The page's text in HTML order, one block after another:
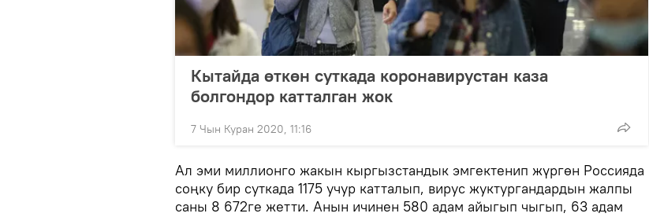
Кытайда өткөн суткада коронавирустан каза
болгондор катталган жок
7 Чын Куран 2020, 11:16
Ал эми миллионго жакын кыргызстандык эмгектенип жүргөн Россияда
соңку бир суткада 1175 учур катталып, вирус жуктургандардын жалпы
саны 8 672ге жетти. Анын ичинен 580 адам айыгып чыгып, 63 адам